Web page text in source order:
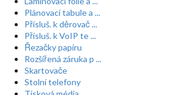
Plánovací tabule a ...
Přísluš. k děrovač ...
Přísluš. k VoIP te ...
Řezačky papíru
Rozšířená záruka p ...
Skartovače
Stolní telefony